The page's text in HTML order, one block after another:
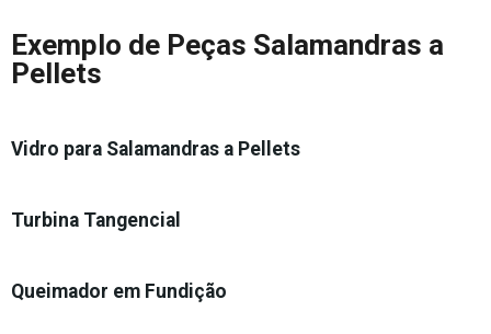
Exemplo de Peças Salamandras a
Pellets
Vidro para Salamandras a Pellets
Turbina Tangencial
Queimador em Fundição